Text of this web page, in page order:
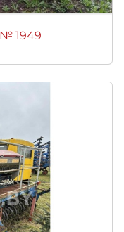
№ 1949